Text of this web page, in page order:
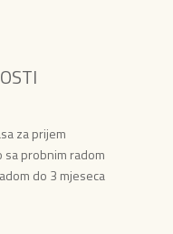
za prijem
probnim radom
do 3 mjeseca